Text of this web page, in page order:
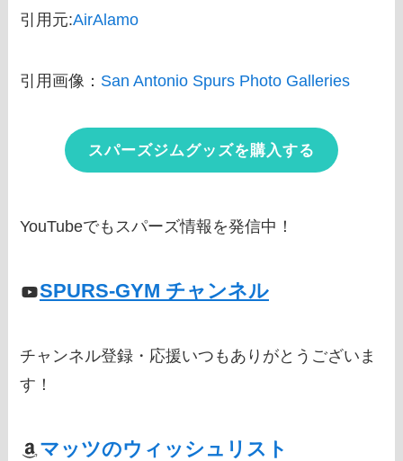
引用元:AirAlamo
引用画像： San Antonio Spurs Photo Galleries
スパーズジムグッズを購入する
YouTubeでもスパーズ情報を発信中！
SPURS-GYM チャンネル
チャンネル登録・応援いつもありがとうございま
す！
マッツのウィッシュリスト